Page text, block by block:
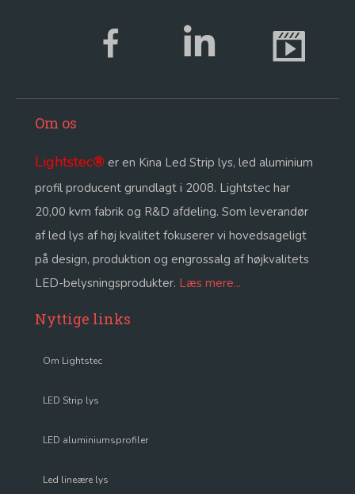
Om os
Lightstec® er en Kina Led Strip lys, led aluminium
profil producent grundlagt i 2008. Lightstec har
20,00 kvm fabrik og R&D afdeling. Som leverandør
af led lys af høj kvalitet fokuserer vi hovedsageligt
på design, produktion og engrossalg af højkvalitets
LED-belysningsprodukter. Læs mere...
Nyttige links
Om Lightstec
LED Strip lys
LED aluminiumsprofiler
Led lineære lys